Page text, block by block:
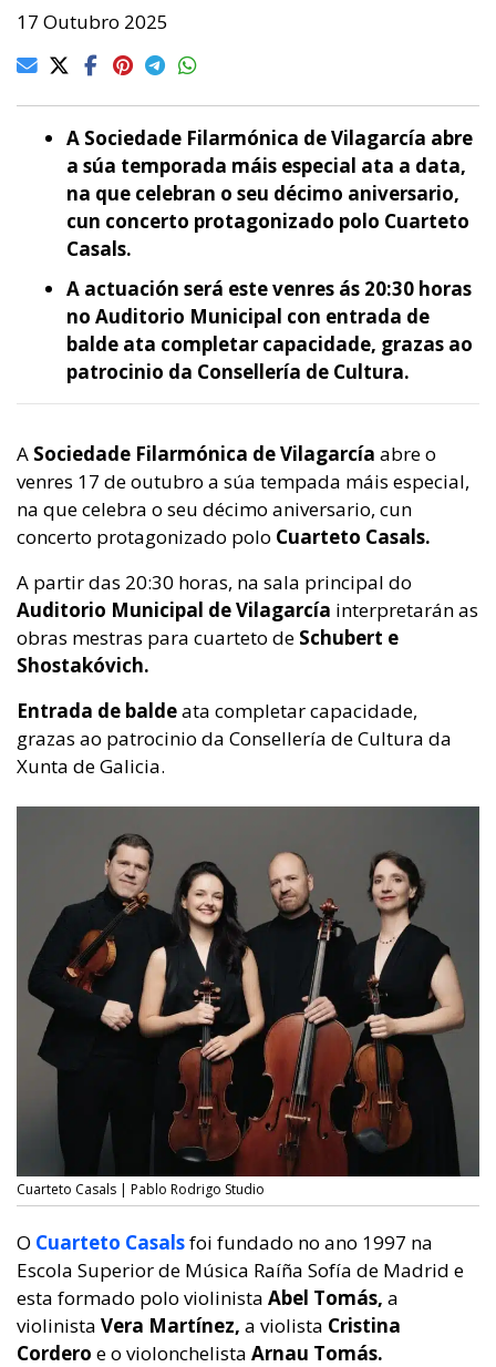
17 Outubro 2025
A Sociedade Filarmónica de Vilagarcía abre
a súa temporada máis especial ata a data,
na que celebran o seu décimo aniversario,
cun concerto protagonizado polo Cuarteto
Casals.
A actuación será este venres ás 20:30 horas
no Auditorio Municipal con entrada de
balde ata completar capacidade, grazas ao
patrocinio da Consellería de Cultura.
A Sociedade Filarmónica de Vilagarcía abre o
venres 17 de outubro a súa tempada máis especial,
na que celebra o seu décimo aniversario, cun
concerto protagonizado polo Cuarteto Casals.
A partir das 20:30 horas, na sala principal do
Auditorio Municipal de Vilagarcía interpretarán as
obras mestras para cuarteto de Schubert e
Shostakóvich.
Entrada de baldeata completar capacidade,
grazas ao patrocinio da Consellería de Cultura da
Xunta de Galicia.
Cuarteto Casals | Pablo Rodrigo Studio
O Cuarteto Casalsfoi fundado no ano 1997 na
Escola Superior de Música Raíña Sofía de Madrid e
esta formado polo violinista Abel Tomás, a
violinista Vera Martínez, a violista Cristina
Cordero e o violonchelista Arnau Tomás.